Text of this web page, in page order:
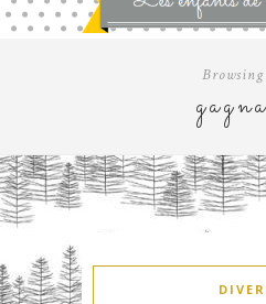
Browsing